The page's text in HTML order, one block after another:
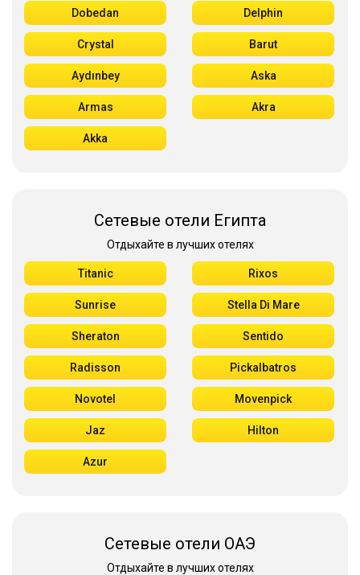
Dobedan Delphin
Crystal Barut
Aydınbey Aska
Armas Akra
Akka
Сетевые отели Египта
Отдыхайте в лучших отелях
Titanic Rixos
Sunrise Stella Di Mare
Sheraton Sentido
Radisson Pickalbatros
Novotel Movenpick
Jaz Hilton
Azur
Сетевые отели ОАЭ
Отдыхайте в лучших отелях